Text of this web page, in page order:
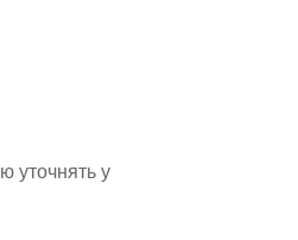
уточнять у